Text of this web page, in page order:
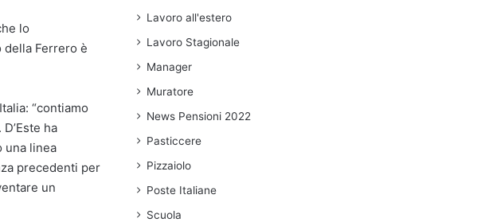
lo
della Ferrero è
“contiamo
ha
una linea
precedenti per
un
Lavoro all'estero
Lavoro Stagionale
Manager
Muratore
News Pensioni 2022
Pasticcere
Pizzaiolo
Poste Italiane
Scuola